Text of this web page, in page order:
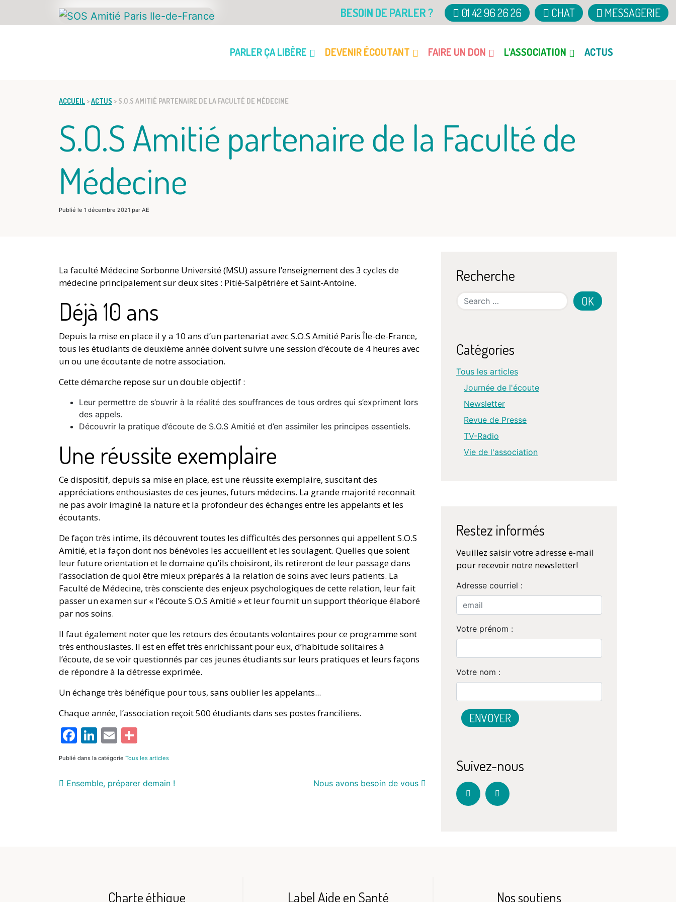
BESOIN DE PARLER ? 01 42 96 26 26 CHAT MESSAGERIE
PARLER ÇA LIBÈRE DEVENIR ÉCOUTANT FAIRE UN DON L’ASSOCIATION ACTUS
ACCUEIL >ACTUS > S.O.S AMITIÉ PARTENAIRE DE LA FACULTÉ DE MÉDECINE
S.O.S Amitié partenaire de la Faculté de
Médecine
Publié le 1 décembre 2021 par AE
La faculté Médecine Sorbonne Université (MSU) assure l’enseignement des 3 cycles de
médecine principalement sur deux sites : Pitié-Salpêtrière et Saint-Antoine.
Déjà 10 ans
Depuis la mise en place il y a 10 ans d’un partenariat avec S.O.S Amitié Paris Île-de-France,
tous les étudiants de deuxième année doivent suivre une session d’écoute de 4 heures avec
un ou une écoutante de notre association.
Cette démarche repose sur un double objectif :
Leur permettre de s’ouvrir à la réalité des souffrances de tous ordres qui s’expriment lors
des appels.
Découvrir la pratique d’écoute de S.O.S Amitié et d’en assimiler les principes essentiels.
Une réussite exemplaire
Ce dispositif, depuis sa mise en place, est une réussite exemplaire, suscitant des
appréciations enthousiastes de ces jeunes, futurs médecins. La grande majorité reconnait
ne pas avoir imaginé la nature et la profondeur des échanges entre les appelants et les
écoutants.
De façon très intime, ils découvrent toutes les difficultés des personnes qui appellent S.O.S
Amitié, et la façon dont nos bénévoles les accueillent et les soulagent. Quelles que soient
leur future orientation et le domaine qu’ils choisiront, ils retireront de leur passage dans
l’association de quoi être mieux préparés à la relation de soins avec leurs patients. La
Faculté de Médecine, très consciente des enjeux psychologiques de cette relation, leur fait
passer un examen sur « l’écoute S.O.S Amitié » et leur fournit un support théorique élaboré
par nos soins.
Il faut également noter que les retours des écoutants volontaires pour ce programme sont
très enthousiastes. Il est en effet très enrichissant pour eux, d’habitude solitaires à
l’écoute, de se voir questionnés par ces jeunes étudiants sur leurs pratiques et leurs façons
de répondre à la détresse exprimée.
Un échange très bénéfique pour tous, sans oublier les appelants...
Chaque année, l’association reçoit 500 étudiants dans ses postes franciliens.
Facebook
LinkedIn
Email
Publié dans la catégorie Tous les articles
Ensemble, préparer demain ! Nous avons besoin de vous
Recherche
Search
Catégories
Tous les articles
Journée de l'écoute
Newsletter
Revue de Presse
TV-Radio
Vie de l'association
Restez informés
Veuillez saisir votre adresse e-mail
pour recevoir notre newsletter!
Adresse courriel :
Votre prénom :
Votre nom :
Suivez-nous
Charte éthique Label Aide en Santé Nos soutiens